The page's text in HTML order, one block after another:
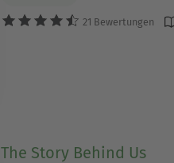
21 Bewertungen
The Story Behind Us